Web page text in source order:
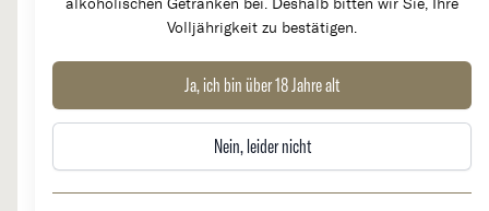
Volljährigkeit zu bestätigen.
Ja, ich bin über 18 Jahre alt
Nein, leider nicht
Carruades de Lafite 2. Wein Cht.
Lafite Rothschild